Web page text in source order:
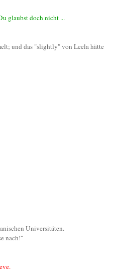
glaubst doch nicht ...
und das "slightly" von Leela hätte
Universitäten.
nach!"